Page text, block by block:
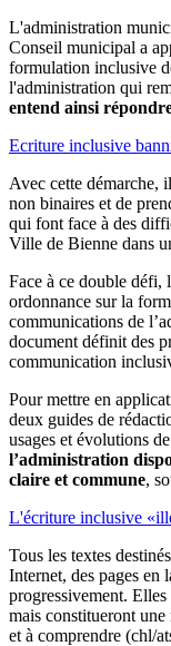
L'administration
Conseil municipal a
formulation inclusive
l'administration qui
entend ainsi
Ecriture inclusive
Avec cette démarche,
non binaires et de
qui font face à des
Ville de Bienne dans
Face à ce double défi,
ordonnance sur la
communications de
document définit des
communication
Pour mettre en
deux guides de
usages et évolutions
l’administration
claire et commune,
L'écriture inclusive
Tous les textes
Internet, des pages en
progressivement.
mais constitueront
et à comprendre (chl/